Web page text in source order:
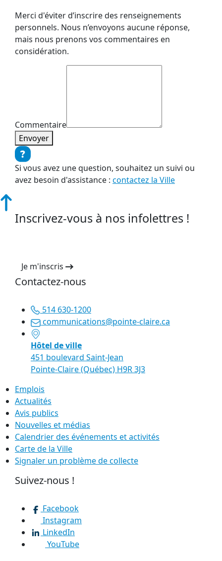
Merci d'éviter d’inscrire des renseignements
personnels. Nous n’envoyons aucune réponse,
mais nous prenons vos commentaires en
considération.
Commentaire
Envoyer
Si vous avez une question, souhaitez un suivi ou
avez besoin d'assistance : contactez la Ville
Inscrivez-vous à nos infolettres !
Je m'inscris
Emplois
Actualités
Avis publics
Nouvelles et médias
Calendrier des événements et activités
Carte de la Ville
Signaler un problème de collecte
Contactez-nous
514 630-1200
communications@pointe-claire.ca
Hôtel de ville
451 boulevard Saint-Jean
Pointe-Claire (Québec) H9R 3J3
Suivez-nous !
Facebook
Instagram
LinkedIn
YouTube